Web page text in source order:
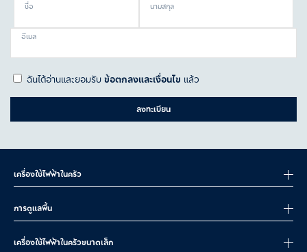
ชื่อ นามสกุล
อีเมล
ฉันได้อ่านและยอมรับข้อตกลงและเงื่อนไข แล้ว
ลงทะเบียน
เครื่องใช้ไฟฟ้าในครัว
การดูแลพื้น
เครื่องใช้ไฟฟ้าในครัวขนาดเล็ก